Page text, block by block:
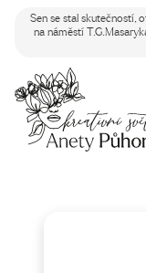
Sen se stal skutečností,
na náměstí